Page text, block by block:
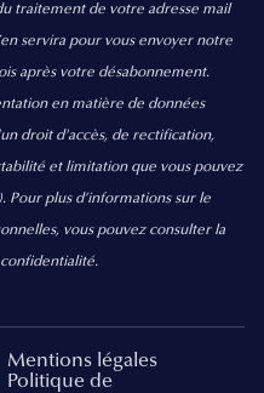
traitement de votre adresse mail
servira pour vous envoyer notre
après votre désabonnement.
en matière de données
droit d'accès, de rectification,
et limitation que vous pouvez
Pour plus d’informations sur le
vous pouvez consulter la
Mentions légales
Politique de